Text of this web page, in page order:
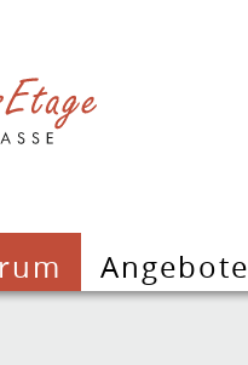
Angebote